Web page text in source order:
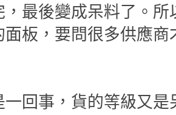
，最後變成呆料了。
面板，要問很多供應
一回事，貨的等級又